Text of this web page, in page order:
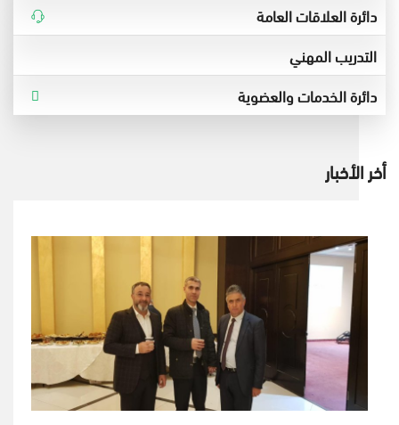
دائرة العلاقات العامة
التدريب المهني
دائرة الخدمات والعضوية
أخر الأخبار